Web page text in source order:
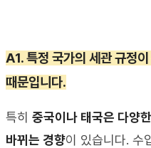
A1. 특정 국가의 세관 규정
때문입니다.
특히 중국이나 태국은 다양
바뀌는 경향이 있습니다. 수